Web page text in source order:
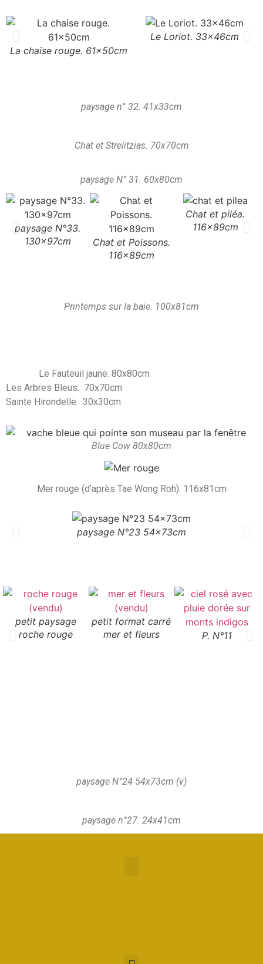
La chaise rouge. 61x50cm
Le Loriot. 33x46cm
paysage n° 32. 41x33cm
Chat et Strelitzias. 70x70cm
paysage N° 31. 60x80cm
paysage N°33.
130x97cm
Chat et Poissons.
116x89cm
Chat et piléa.
116x89cm
Printemps sur la baie. 100x81cm
Le Fauteuil jaune. 80x80cm
Les Arbres Bleus. 70x70cm
Sainte Hirondelle. 30x30cm
Blue Cow 80x80cm
Mer rouge (d’après Tae Wong Roh). 116x81cm
paysage N°23 54x73cm
h 73cm x l 60cm
h 55cm x l 46cm
h 33cm x l 41cm
h 65cm x l 81cm
h 81cm x l 116cm
petit paysage
roche rouge
petit format carré
mer et fleurs
P. N°11
paysage N°24 54x73cm (v)
paysage n°27. 24x41cm